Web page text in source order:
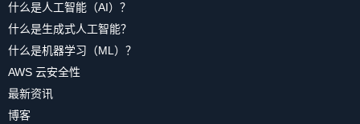
什么是人工智能（AI）？
什么是生成式人工智能？
什么是机器学习（ML）？
AWS 云安全性
最新资讯
博客